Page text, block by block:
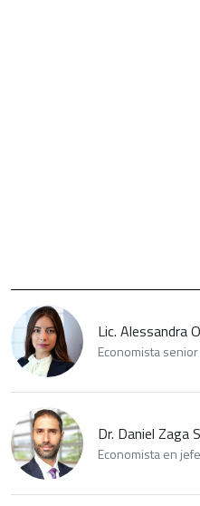
Lic. Alessandra
Economista
Dr. Daniel Zaga
Economista en